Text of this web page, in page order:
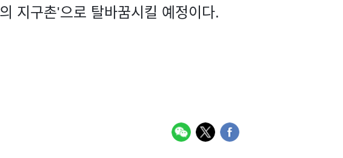
지구촌'으로 탈바꿈시킬 예정이다.